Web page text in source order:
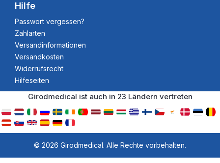
Hilfe
Passwort vergessen?
Zahlarten
Versandinformationen
Versandkosten
Widerrufsrecht
Hilfeseiten
Girodmedical ist auch in 23 Ländern vertreten
© 2026 Girodmedical. Alle Rechte vorbehalten.